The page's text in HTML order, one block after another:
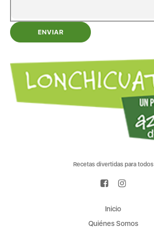
Recetas divertidas para todos
Inicio
Quiénes Somos
ENVIAR